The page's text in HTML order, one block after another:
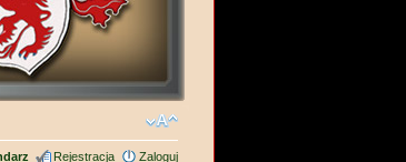
Rejestracja Zaloguj